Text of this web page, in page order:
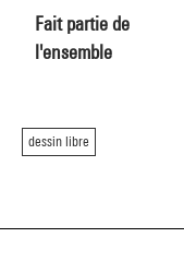
Fait partie de
l'ensemble
dessin libre